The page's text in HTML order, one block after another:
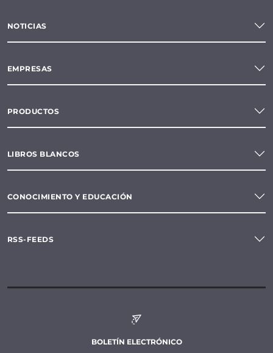
NOTICIAS
EMPRESAS
PRODUCTOS
LIBROS BLANCOS
CONOCIMIENTO Y EDUCACIÓN
RSS-FEEDS
BOLETÍN ELECTRÓNICO